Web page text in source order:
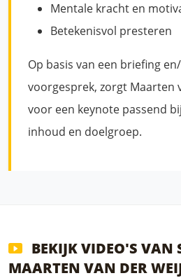
Mentale kracht en
Betekenisvol presteren
Op basis van een briefing
voorgesprek, zorgt Maarten
voor een keynote passend
inhoud en doelgroep.
BEKIJK VIDEO'S VAN
MAARTEN VAN DER